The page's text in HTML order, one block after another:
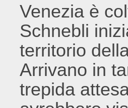
Venezia è
Schnebli
territorio
Arrivano in
trepida